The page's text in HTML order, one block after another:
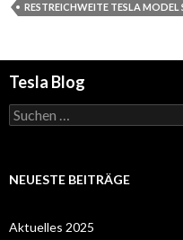
RESTREICHWEITE TESLA MODEL
Tesla Blog
Suchen
nach:
NEUESTE BEITRÄGE
Aktuelles 2025